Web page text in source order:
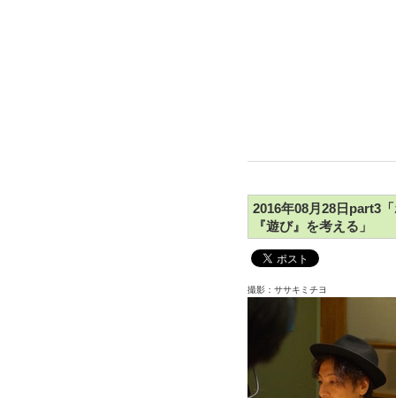
2016年08月28日part3
『遊び』を考える」
撮影：ササキミチヨ